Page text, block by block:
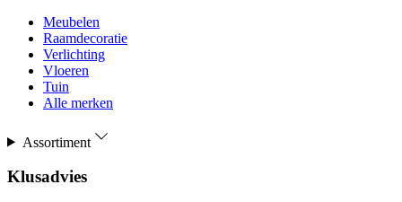
Meubelen
Raamdecoratie
Verlichting
Vloeren
Tuin
Alle merken
Assortiment
Klusadvies